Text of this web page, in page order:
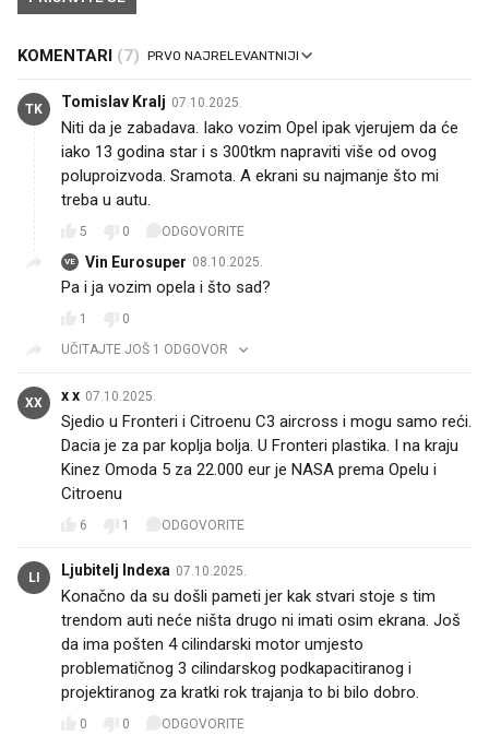
KOMENTARI (7)
TK Tomislav Kralj 07.10.2025.
Niti da je zabadava. Iako vozim Opel ipak vjerujem da će
iako 13 godina star i s 300tkm napraviti više od ovog
poluproizvoda. Sramota. A ekrani su najmanje što mi
treba u autu.
5 0 ODGOVORITE
VE Vin Eurosuper 08.10.2025.
Pa i ja vozim opela i što sad?
1
0
UČITAJTE JOŠ 1 ODGOVOR
XX x x 07.10.2025.
Sjedio u Fronteri i Citroenu C3 aircross i mogu samo reći.
Dacia je za par koplja bolja. U Fronteri plastika. I na kraju
Kinez Omoda 5 za 22.000 eur je NASA prema Opelu i
Citroenu
6 1 ODGOVORITE
LI Ljubitelj Indexa 07.10.2025.
Konačno da su došli pameti jer kak stvari stoje s tim
trendom auti neće ništa drugo ni imati osim ekrana. Još
da ima pošten 4 cilindarski motor umjesto
problematičnog 3 cilindarskog podkapacitiranog i
projektiranog za kratki rok trajanja to bi bilo dobro.
0 0 ODGOVORITE